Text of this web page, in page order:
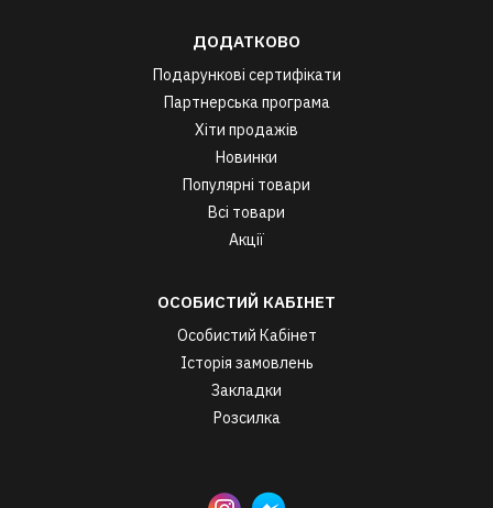
ДОДАТКОВО
Подарункові сертифікати
Партнерська програма
Хіти продажів
Новинки
Популярні товари
Всі товари
Акції
ОСОБИСТИЙ КАБІНЕТ
Особистий Кабінет
Історія замовлень
Закладки
Розсилка